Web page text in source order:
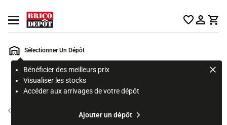
Ouvrir le menu
Sélectionner Un Dépôt
Bénéficier des meilleurs prix
Visualiser les stocks
Accéder aux arrivages de votre dépôt
Ajouter un dépôt
Rechercher